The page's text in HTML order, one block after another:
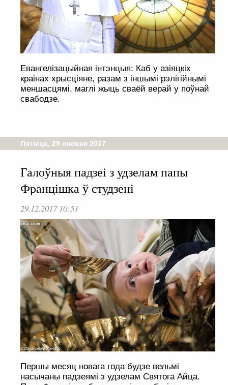
Евангелізацыйная інтэнцыя: Каб у азіяцкіх
краінах хрысціяне, разам з іншымі рэлігійнымі
меншасцямі, маглі жыць сваёй верай у поўнай
свабодзе.
Пятніца, 29 снежня 2017
Галоўныя падзеі з удзелам папы
Францішка ў студзені
29.12.2017 10:51
Першы месяц новага года будзе вельмі
насычаны падзеямі з удзелам Святога Айца.